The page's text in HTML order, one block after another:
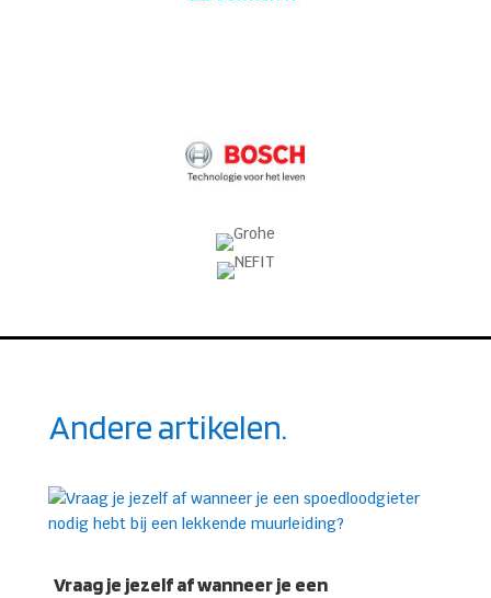
Andere artikelen.
Vraag je jezelf af wanneer je een